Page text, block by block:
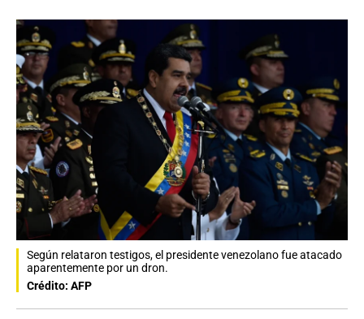
Según relataron testigos, el presidente venezolano fue atacado
aparentemente por un dron.
Crédito: AFP